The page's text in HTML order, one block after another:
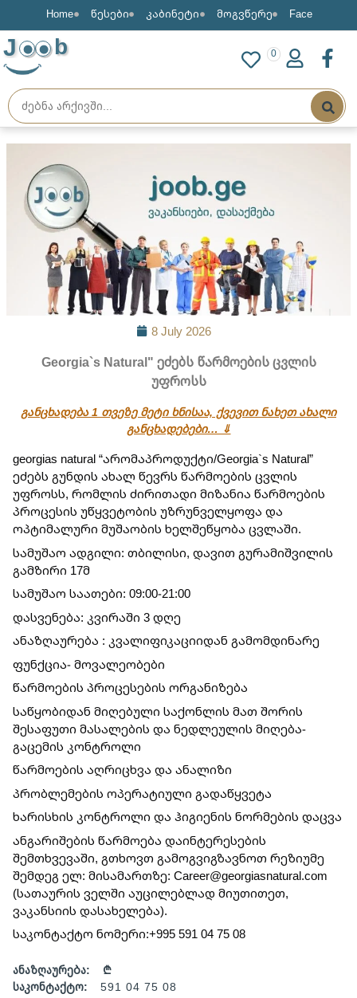
Home წესები კაბინეტი მოგვწერე Face
J b 0
8 July 2026
Georgia`s Natural" ეძებს წარმოების ცვლის
უფროსს
განცხადება 1 თვეზე მეტი ხნისაა, ქვევით ნახეთ ახალი
განცხადებები… ⇓
georgias natural “არომაპროდუქტი/Georgia`s Natural”
ეძებს გუნდის ახალ წევრს წარმოების ცვლის
უფროსს, რომლის ძირითადი მიზანია წარმოების
პროცესის უწყვეტობის უზრუნველყოფა და
ოპტიმალური მუშაობის ხელშეწყობა ცვლაში.
სამუშაო ადგილი: თბილისი, დავით გურამიშვილის
გამზირი 17მ
სამუშაო საათები: 09:00-21:00
დასვენება: კვირაში 3 დღე
ანაზღაურება : კვალიფიკაციიდან გამომდინარე
ფუნქცია- მოვალეობები
წარმოების პროცესების ორგანიზება
საწყობიდან მიღებული საქონლის მათ შორის
შესაფუთი მასალების და ნედლეულის მიღება-
გაცემის კონტროლი
წარმოების აღრიცხვა და ანალიზი
პრობლემების ოპერატიული გადაწყვეტა
ხარისხის კონტროლი და ჰიგიენის ნორმების დაცვა
ანგარიშების წარმოება დაინტერესების
შემთხვევაში, გთხოვთ გამოგვიგზავნოთ რეზიუმე
შემდეგ ელ: მისამართზე: Career@georgiasnatural.com
(სათაურის ველში აუცილებლად მიუთითეთ,
ვაკანსიის დასახელება).
საკონტაქტო ნომერი:+995 591 04 75 08
ანაზღაურება:
₾
საკონტაქტო:
591 04 75 08